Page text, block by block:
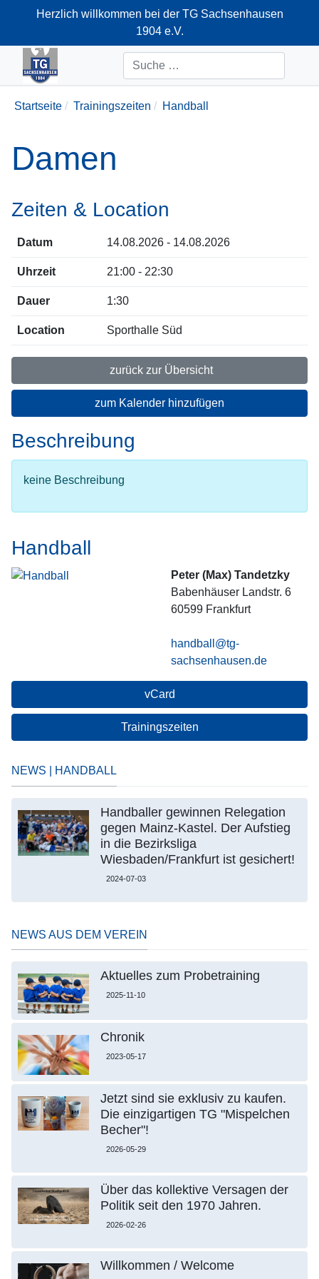
Herzlich willkommen bei der TG Sachsenhausen
1904 e.V.
+49-69-66374712
Suchen
Startseite Trainingszeiten Handball
Damen
Zeiten & Location
Datum 14.08.2026 - 14.08.2026
Uhrzeit 21:00 - 22:30
Dauer 1:30
Location Sporthalle Süd
zurück zur Übersicht
zum Kalender hinzufügen
Beschreibung
keine Beschreibung
Handball
Peter (Max) Tandetzky
Babenhäuser Landstr. 6
60599 Frankfurt
handball@tg-
sachsenhausen.de
vCard
Trainingszeiten
NEWS | HANDBALL
Handballer gewinnen Relegation
gegen Mainz-Kastel. Der Aufstieg
in die Bezirksliga
Wiesbaden/Frankfurt ist gesichert!
2024-07-03
NEWS AUS DEM VEREIN
Aktuelles zum Probetraining
2025-11-10
Chronik
2023-05-17
Jetzt sind sie exklusiv zu kaufen.
Die einzigartigen TG "Mispelchen
Becher"!
2026-05-29
Über das kollektive Versagen der
Politik seit den 1970 Jahren.
2026-02-26
Willkommen / Welcome